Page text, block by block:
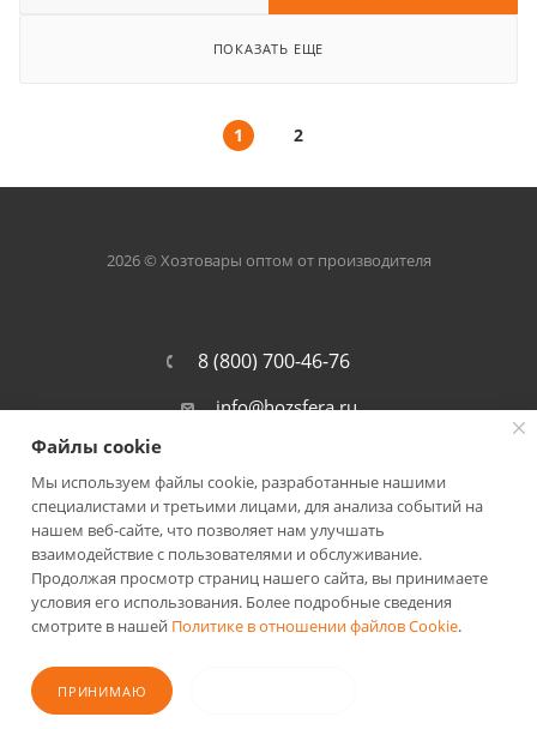
ПОКАЗАТЬ ЕЩЕ
1 2
2026 © Хозтовары оптом от производителя
8 (800) 700-46-76
info@hozsfera.ru
301105, Тульская обл., Ленинский р-
он, пос. Ильинка, ул. Центральная, д.
19а, корп. 7
ПОЛИТИКА КОНФИДЕНЦИАЛЬНОСТИ
Файлы cookie
Мы используем файлы cookie, разработанные нашими
специалистами и третьими лицами, для анализа событий на
нашем веб-сайте, что позволяет нам улучшать
взаимодействие с пользователями и обслуживание.
Продолжая просмотр страниц нашего сайта, вы принимаете
условия его использования. Более подробные сведения
смотрите в нашей Политике в отношении файлов Cookie.
ПРИНИМАЮ